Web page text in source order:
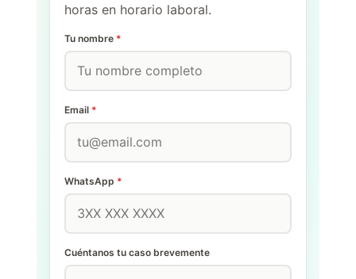
horas en horario laboral.
Tu nombre *
Email *
WhatsApp *
Cuéntanos tu caso brevemente